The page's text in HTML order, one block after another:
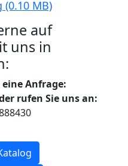
MB)
auf
uns in
eine Anfrage:
rufen Sie uns an: